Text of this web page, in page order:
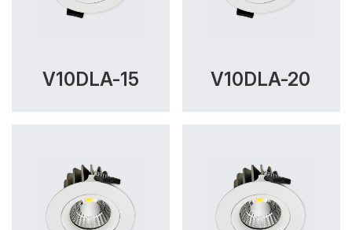
V10DLA-15 V10DLA-20